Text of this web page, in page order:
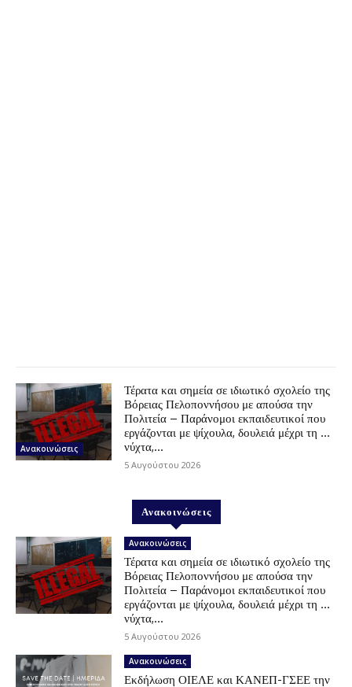
Ανακοινώσεις
Τέρατα και σημεία σε ιδιωτικό σχολείο της
Βόρειας Πελοποννήσου με απούσα την
Πολιτεία – Παράνομοι εκπαιδευτικοί που
εργάζονται με ψίχουλα, δουλειά μέχρι τη …
νύχτα,...
5 Αυγούστου 2026
Ανακοινώσεις
Ανακοινώσεις
Τέρατα και σημεία σε ιδιωτικό σχολείο της
Βόρειας Πελοποννήσου με απούσα την
Πολιτεία – Παράνομοι εκπαιδευτικοί που
εργάζονται με ψίχουλα, δουλειά μέχρι τη …
νύχτα,...
5 Αυγούστου 2026
Ανακοινώσεις
Εκδήλωση ΟΙΕΛΕ και ΚΑΝΕΠ-ΓΣΕΕ την